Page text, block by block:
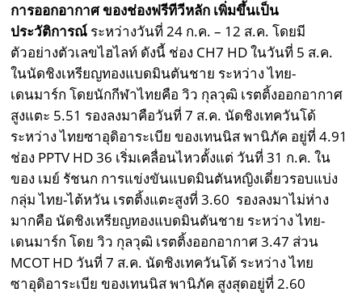
การออกอากาศ ของช่องฟรีทีวีหลัก เพิ่มขึ้นเป็น
ประวัติการณ์ ระหว่างวันที่ 24 ก.ค. – 12 ส.ค. โดยมี
ตัวอย่างตัวเลขไฮไลท์ ดังนี้ ช่อง CH7 HD ในวันที่ 5 ส.ค.
ในนัดชิงเหรียญทองแบดมินตันชาย ระหว่าง ไทย-
เดนมาร์ก โดยนักกีฬาไทยคือ วิว กุลวุฒิ เรตติ้งออกอากาศ
สูงแตะ 5.51 รองลงมาคือวันที่ 7 ส.ค. นัดชิงเทควันโด้
ระหว่าง ไทยซาอุดิอาระเบีย ของเทนนิส พานิภัค อยู่ที่ 4.91
ช่อง PPTV HD 36 เริ่มเคลื่อนไหวตั้งแต่ วันที่ 31 ก.ค. ใน
ของ เมย์ รัชนก การแข่งขันแบดมินตันหญิงเดี่ยวรอบแบ่ง
กลุ่ม ไทย-ไต้หวัน เรตติ้งแตะสูงที่ 3.60 รองลงมาไม่ห่าง
มากคือ นัดชิงเหรียญทองแบดมินตันชาย ระหว่าง ไทย-
เดนมาร์ก โดย วิว กุลวุฒิ เรตติ้งออกอากาศ 3.47 ส่วน
MCOT HD วันที่ 7 ส.ค. นัดชิงเทควันโด้ ระหว่าง ไทย
ซาอุดิอาระเบีย ของเทนนิส พานิภัค สูงสุดอยู่ที่ 2.60